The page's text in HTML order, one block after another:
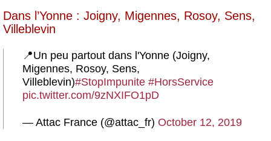
Dans l’Yonne : Joigny, Migennes, Rosoy, Sens,
Villeblevin
📍Un peu partout dans l'Yonne (Joigny,
Migennes, Rosoy, Sens,
Villeblevin)#StopImpunite #HorsService
pic.twitter.com/9zNXIFO1pD
— Attac France (@attac_fr) October 12, 2019